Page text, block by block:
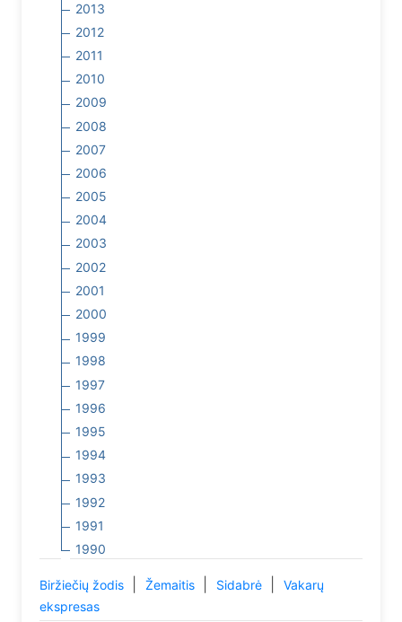
2013
2012
2011
2010
2009
2008
2007
2006
2005
2004
2003
2002
2001
2000
1999
1998
1997
1996
1995
1994
1993
1992
1991
1990
Biržiečių žodis Žemaitis Sidabrė
Vakarų
ekspresas